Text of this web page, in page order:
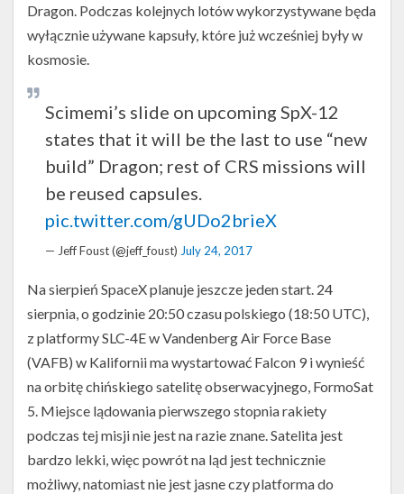
Dragon. Podczas kolejnych lotów wykorzystywane będa
wyłącznie używane kapsuły, które już wcześniej były w
kosmosie.
Scimemi’s slide on upcoming SpX-12
states that it will be the last to use “new
build” Dragon; rest of CRS missions will
be reused capsules.
pic.twitter.com/gUDo2brieX
— Jeff Foust (@jeff_foust) July 24, 2017
Na sierpień SpaceX planuje jeszcze jeden start. 24
sierpnia, o godzinie 20:50 czasu polskiego (18:50 UTC),
z platformy SLC-4E w Vandenberg Air Force Base
(VAFB) w Kalifornii ma wystartować Falcon 9 i wynieść
na orbitę chińskiego satelitę obserwacyjnego, FormoSat
5. Miejsce lądowania pierwszego stopnia rakiety
podczas tej misji nie jest na razie znane. Satelita jest
bardzo lekki, więc powrót na ląd jest technicznie
możliwy, natomiast nie jest jasne czy platforma do